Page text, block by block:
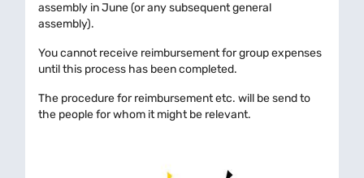
assembly in June (or any subsequent general
assembly).
You cannot receive reimbursement for group expenses
until this process has been completed.
The procedure for reimbursement etc. will be send to
the people for whom it might be relevant.